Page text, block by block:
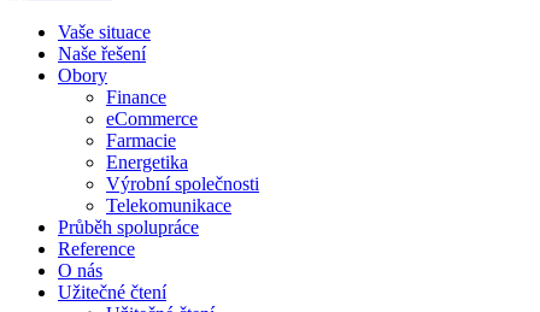
Vaše situace
Naše řešení
Obory
Finance
eCommerce
Farmacie
Energetika
Výrobní společnosti
Telekomunikace
Průběh spolupráce
Reference
O nás
Užitečné čtení